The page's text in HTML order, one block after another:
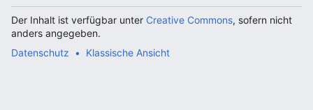
Der Inhalt ist verfügbar unter Creative Commons, sofern nicht
anders angegeben.
Datenschutz
Klassische Ansicht